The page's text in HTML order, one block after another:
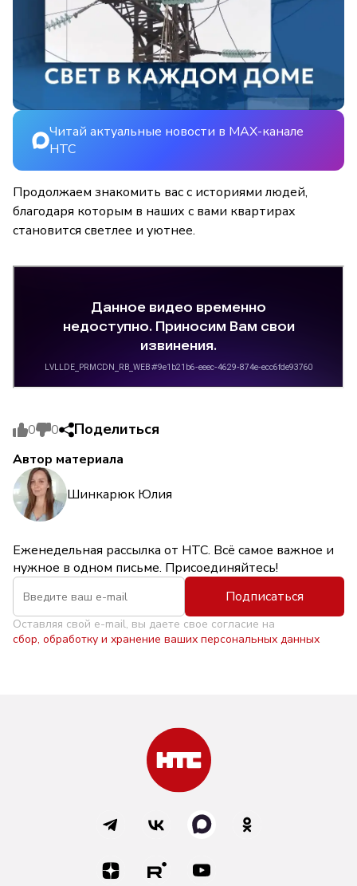
Читай актуальные новости в MAX-канале
НТС
Продолжаем знакомить вас с историями людей,
благодаря которым в наших с вами квартирах
становится светлее и уютнее.
0 0 Поделиться
Автор материала
Шинкарюк Юлия
Еженедельная рассылка от НТС. Всё самое важное и
нужное в одном письме. Присоединяйтесь!
Подписаться
Оставляя свой e-mail, вы даете свое согласие на
сбор, обработку и хранение ваших персональных данных